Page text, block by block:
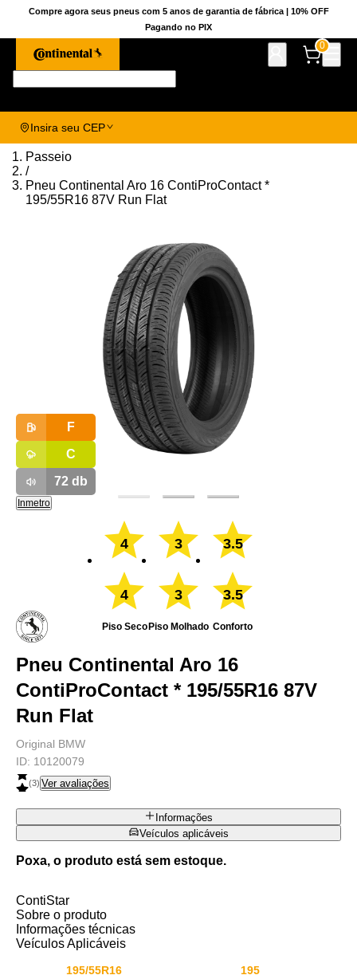
Compre agora seus pneus com 5 anos de garantia de fábrica | 10% OFF
Pagando no PIX
0
Insira seu CEP
Passeio
/
Pneu Continental Aro 16 ContiProContact *
195/55R16 87V Run Flat
F
C
72db
Inmetro
4
4
Piso Seco
3
3
Piso Molhado
3.5
3.5
Conforto
Pneu Continental Aro 16
ContiProContact * 195/55R16 87V
Run Flat
Original BMW
ID: 10120079
(3) Ver avaliações
Informações
Veículos aplicáveis
Poxa, o produto está sem estoque.
ContiStar
Sobre o produto
Informações técnicas
Veículos Aplicáveis
195/55R16 195